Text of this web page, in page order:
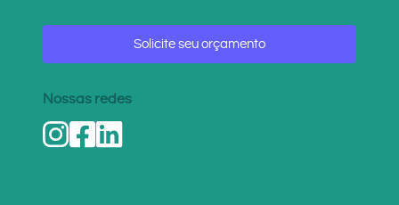
Solicite seu orçamento
Nossas redes